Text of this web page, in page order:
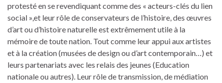
protesté en se revendiquant comme des « acteurs-clés du lien
social »,et leur rôle de conservateurs de l’histoire, des œuvres
d’art ou d’histoire naturelle est extrêmement utile à la
mémoire de toute nation. Tout comme leur appui aux artistes
et à la création (musées de design ou d’art contemporain…) et
leurs partenariats avec les relais des jeunes (Education
nationale ou autres). Leur rôle de transmission, de médiation